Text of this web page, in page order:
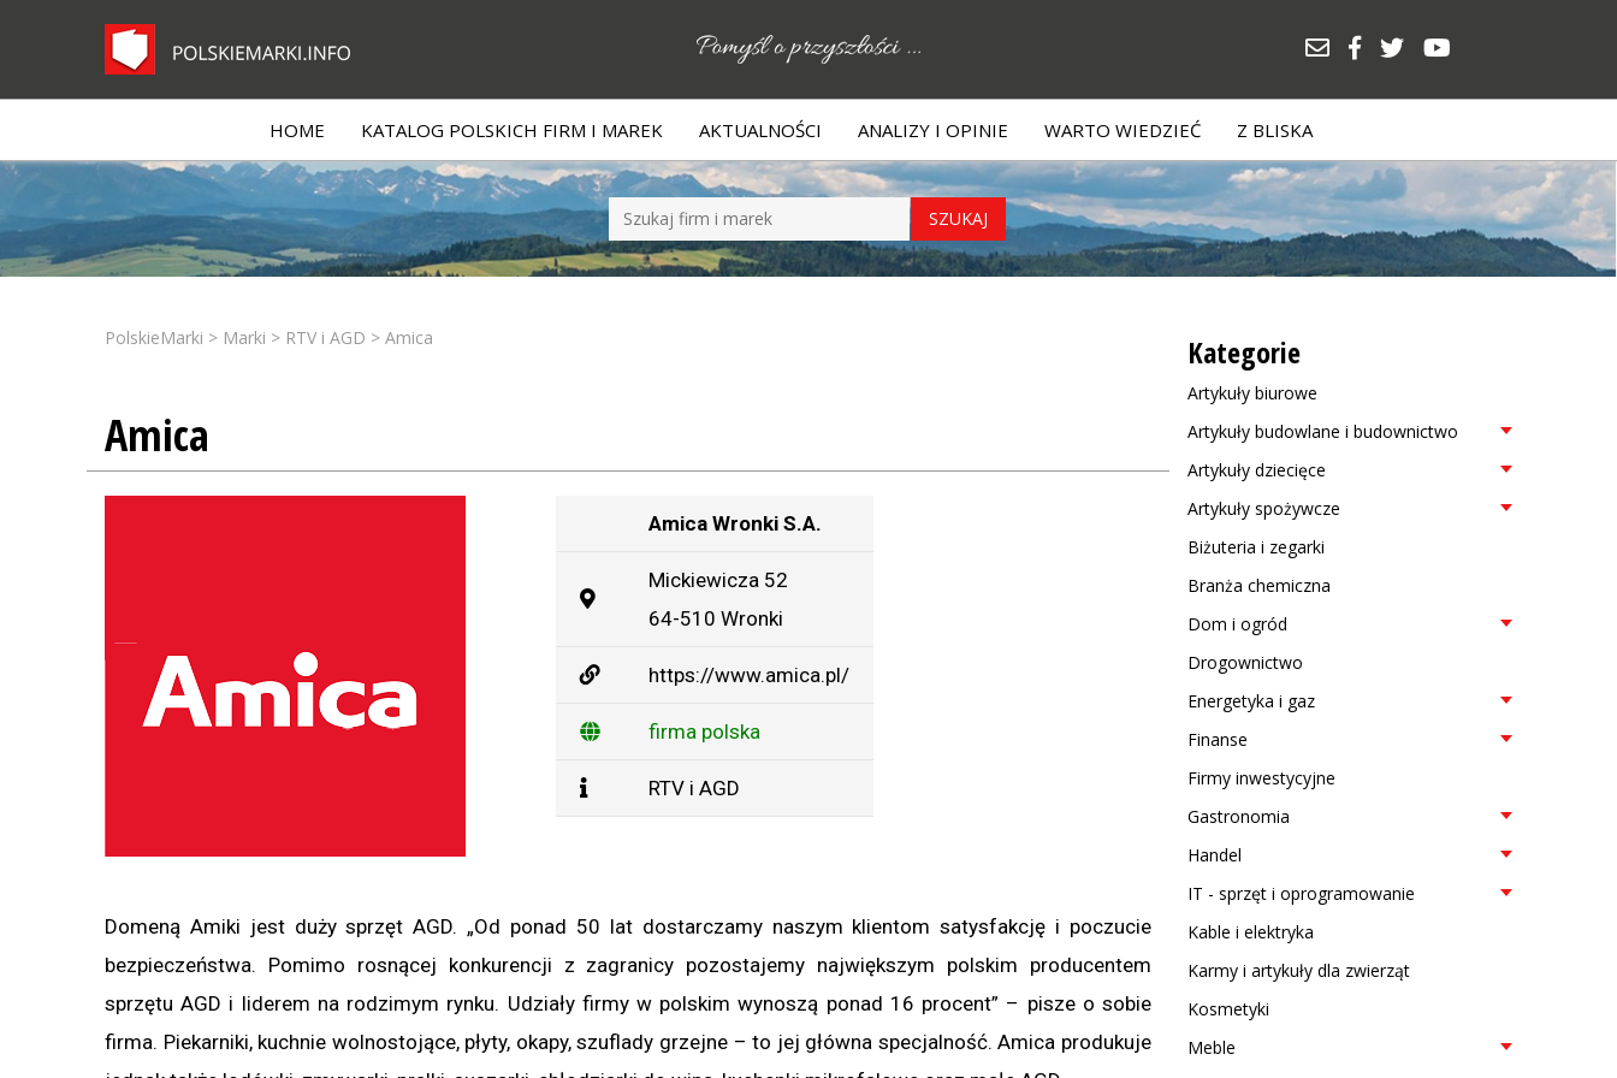
HOME KATALOG POLSKICH FIRM I MAREK AKTUALNOŚCI ANALIZY I OPINIE WARTO WIEDZIEĆ Z BLISKA
PolskieMarki > Marki > RTV i AGD > Amica
Amica
Amica Wronki S.A.
Mickiewicza 52
64-510 Wronki
https://www.amica.pl/
firma polska
RTV i AGD
Domeną Amiki jest duży sprzęt AGD. „Od ponad 50 lat dostarczamy naszym klientom satysfakcję i poczucie
bezpieczeństwa. Pomimo rosnącej konkurencji z zagranicy pozostajemy największym polskim producentem
sprzętu AGD i liderem na rodzimym rynku. Udziały firmy w polskim wynoszą ponad 16 procent” – pisze o sobie
firma. Piekarniki, kuchnie wolnostojące, płyty, okapy, szuflady grzejne – to jej główna specjalność. Amica produkuje
Kategorie
Artykuły biurowe
Artykuły budowlane i budownictwo
Artykuły dziecięce
Artykuły spożywcze
Biżuteria i zegarki
Branża chemiczna
Dom i ogród
Drogownictwo
Energetyka i gaz
Finanse
Firmy inwestycyjne
Gastronomia
Handel
IT - sprzęt i oprogramowanie
Kable i elektryka
Karmy i artykuły dla zwierząt
Kosmetyki
Meble